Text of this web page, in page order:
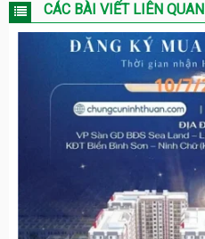
CÁC BÀI VIẾT LIÊN QUAN